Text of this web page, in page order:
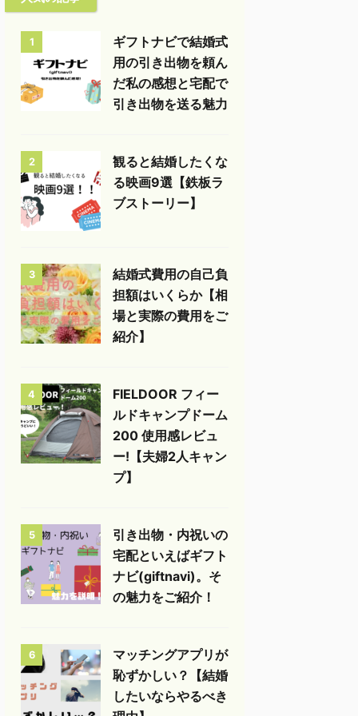
1
ギフトナビで結婚式
用の引き出物を頼ん
だ私の感想と宅配で
引き出物を送る魅力
2
観ると結婚したくな
る映画9選【鉄板ラ
ブストーリー】
3
結婚式費用の自己負
担額はいくらか【相
場と実際の費用をご
紹介】
4
FIELDOOR フィー
ルドキャンプドーム
200 使用感レビュ
ー!【夫婦2人キャン
プ】
5
引き出物・内祝いの
宅配といえばギフト
ナビ(giftnavi)。そ
の魅力をご紹介！
6
マッチングアプリが
恥ずかしい？【結婚
したいならやるべき